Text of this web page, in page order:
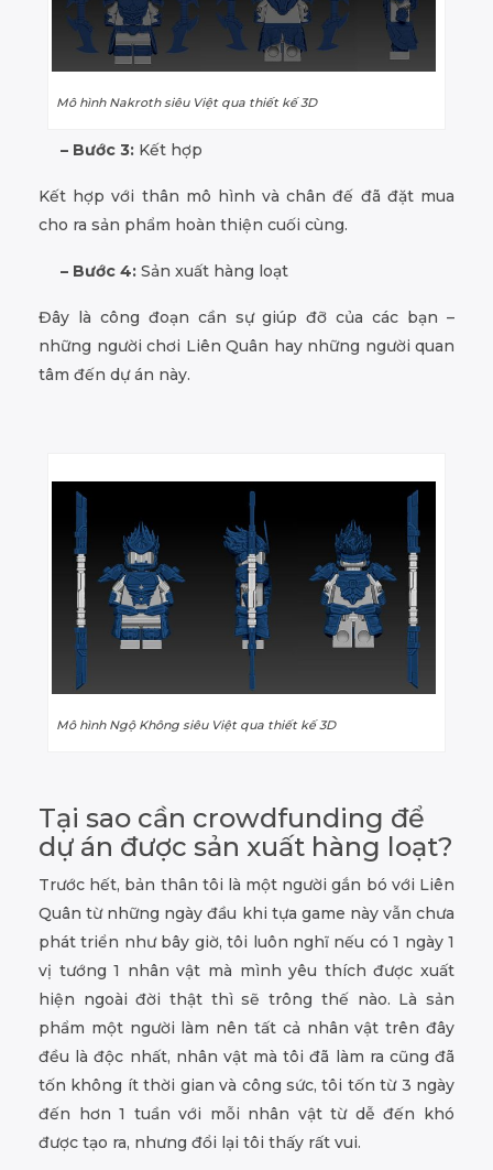
Mô hình Nakroth siêu Việt qua thiết kế 3D
– Bước 3: Kết hợp
Kết hợp với thân mô hình và chân đế đã đặt mua
cho ra sản phẩm hoàn thiện cuối cùng.
– Bước 4: Sản xuất hàng loạt
Đây là công đoạn cần sự giúp đỡ của các bạn –
những người chơi Liên Quân hay những người quan
tâm đến dự án này.
Mô hình Ngộ Không siêu Việt qua thiết kế 3D
Tại sao cần crowdfunding để
dự án được sản xuất hàng loạt?
Trước hết, bản thân tôi là một người gắn bó với Liên
Quân từ những ngày đầu khi tựa game này vẫn chưa
phát triển như bây giờ, tôi luôn nghĩ nếu có 1 ngày 1
vị tướng 1 nhân vật mà mình yêu thích được xuất
hiện ngoài đời thật thì sẽ trông thế nào. Là sản
phẩm một người làm nên tất cả nhân vật trên đây
đều là độc nhất, nhân vật mà tôi đã làm ra cũng đã
tốn không ít thời gian và công sức, tôi tốn từ 3 ngày
đến hơn 1 tuần với mỗi nhân vật từ dễ đến khó
được tạo ra, nhưng đổi lại tôi thấy rất vui.